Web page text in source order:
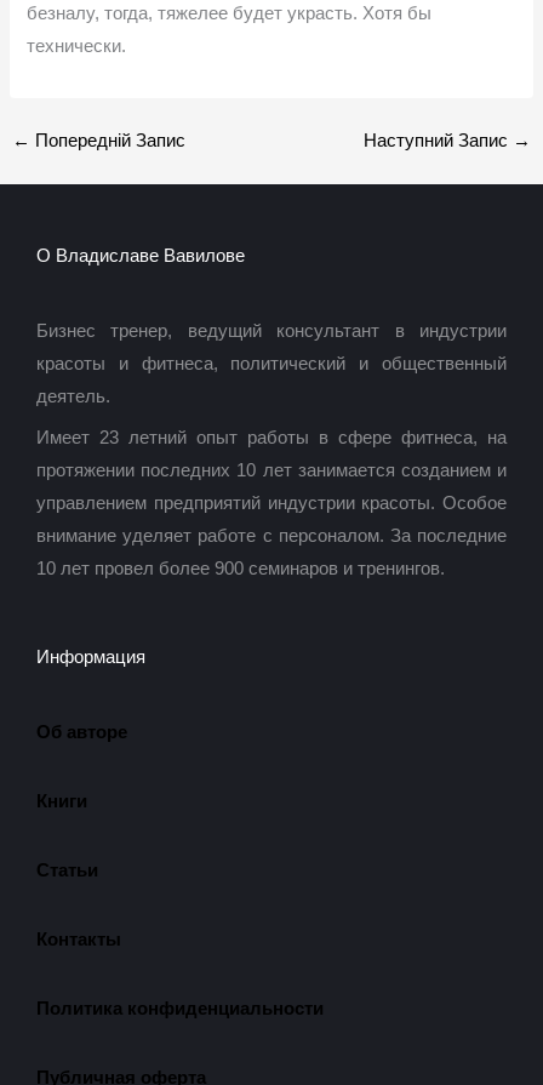
безналу, тогда, тяжелее будет украсть. Хотя бы
технически.
← Попередній Запис Наступний Запис →
О Владиславе Вавилове
Бизнес тренер, ведущий консультант в индустрии
красоты и фитнеса, политический и общественный
деятель.
Имеет 23 летний опыт работы в сфере фитнеса, на
протяжении последних 10 лет занимается созданием и
управлением предприятий индустрии красоты. Особое
внимание уделяет работе с персоналом. За последние
10 лет провел более 900 семинаров и тренингов.
Информация
Об авторе
Книги
Статьи
Контакты
Политика конфиденциальности
Публичная оферта